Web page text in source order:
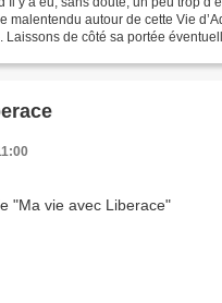
malentendu autour de cette Vie
Laissons de côté sa portée